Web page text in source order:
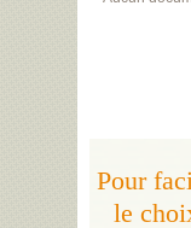
Pour
le